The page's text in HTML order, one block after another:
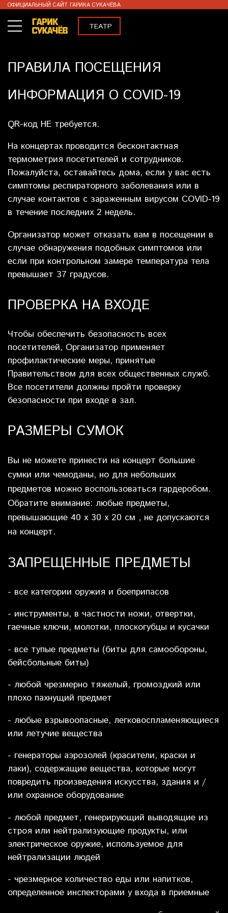
ОФИЦИАЛЬНЫЙ САЙТ ГАРИКА СУКАЧЁВА
ТЕАТР
ВИДЕО
МЕРЧ
ПРАВИЛА ПОСЕЩЕНИЯ
ИНФОРМАЦИЯ О COVID-19
QR-код НЕ требуется.
На концертах проводится бесконтактная
термометрия посетителей и сотрудников.
Пожалуйста, оставайтесь дома, если у вас есть
симптомы респираторного заболевания или в
случае контактов с зараженным вирусом COVID‐19
в течение последних 2 недель.
Организатор может отказать вам в посещении в
случае обнаружения подобных симптомов или
если при контрольном замере температура тела
превышает 37 градусов.
ПРОВЕРКА НА ВХОДЕ
Чтобы обеспечить безопасность всех
посетителей, Организатор применяет
профилактические меры, принятые
Правительством для всех общественных служб.
Все посетители должны пройти проверку
безопасности при входе в зал.
РАЗМЕРЫ СУМОК
Вы не можете принести на концерт большие
сумки или чемоданы, но для небольших
предметов можно воспользоваться гардеробом.
Обратите внимание: любые предметы,
превышающие 40 x 30 x 20 см , не допускаются
на концерт.
ЗАПРЕЩЕННЫЕ ПРЕДМЕТЫ
- все категории оружия и боеприпасов
- инструменты, в частности ножи, отвертки,
гаечные ключи, молотки, плоскогубцы и кусачки
- все тупые предметы (биты для самообороны,
бейсбольные биты)
- любой чрезмерно тяжелый, громоздкий или
плохо пахнущий предмет
- любые взрывоопасные, легковоспламеняющиеся
или летучие вещества
- генераторы аэрозолей (красители, краски и
лаки), содержащие вещества, которые могут
повредить произведения искусства, здания и /
или охранное оборудование
- любой предмет, генерирующий выводящие из
строя или нейтрализующие продукты, или
электрическое оружие, используемое для
нейтрализации людей
- чрезмерное количество еды или напитков,
определенное инспекторами у входа в приемные